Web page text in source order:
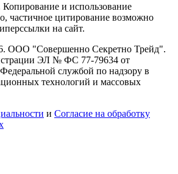
и использование
частичное цитирование возможно
на сайт.
ООО "Совершенно Секретно Трейд".
ЭЛ № ФС 77-79634 от
службой по надзору в
технологий и массовых
и Согласие на обработку